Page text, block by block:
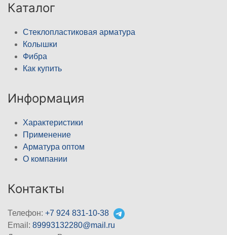
Каталог
Стеклопластиковая арматура
Колышки
Фибра
Как купить
Информация
Характеристики
Применение
Арматура оптом
О компании
Контакты
Телефон: +7 924 831-10-38
Email: 89993132280@mail.ru